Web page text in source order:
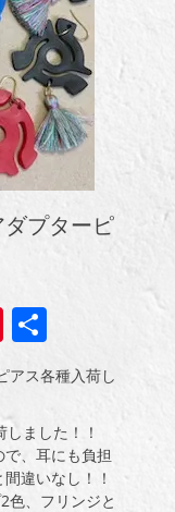
ダプターピ
Pinterest
有
アス各種入荷し
ました！！
、耳にも負担
違いなし！！
色、フリンジと